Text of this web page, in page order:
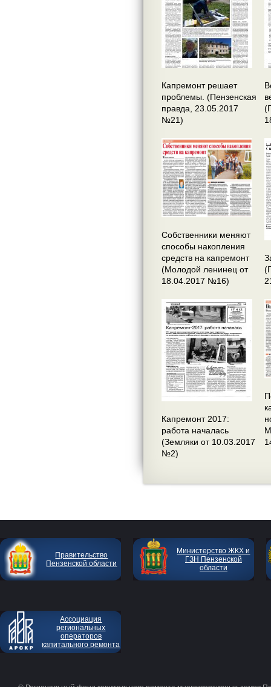
Капремонт решает
проблемы. (Пензенская
правда, 23.05.2017
№21)
Собственники меняют
способы накопления
средств на капремонт
(Молодой ленинец от
18.04.2017 №16)
Капремонт 2017:
работа началась
(Земляки от 10.03.2017
№2)
Правительство
Пензенской области
Министерство ЖКХ и
ГЗН Пензенской
области
Ассоциация
региональных
операторов
капитального ремонта